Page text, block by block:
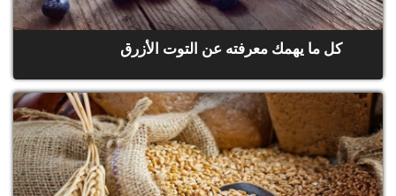
كل ما يهمك معرفته عن التوت الأزرق